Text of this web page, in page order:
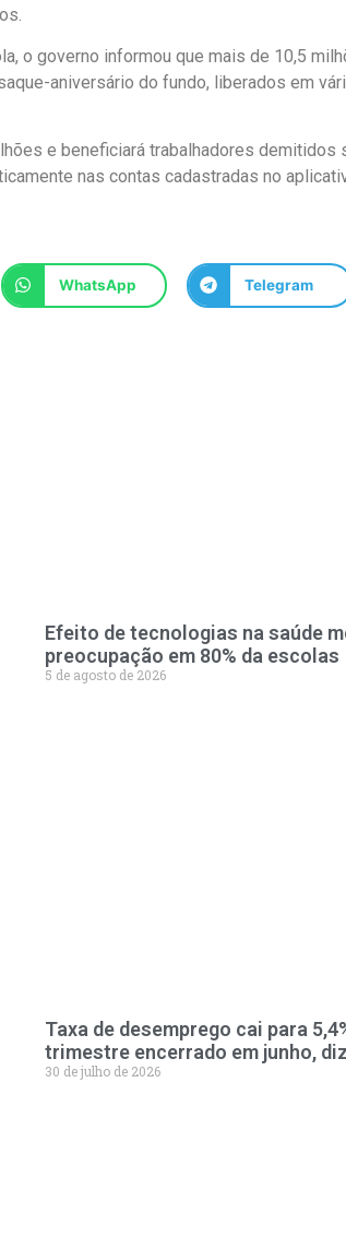
o governo informou que mais de 10,5
aniversário do fundo, liberados em
e beneficiará trabalhadores demitidos
nas contas cadastradas no
WhatsApp Telegram
Efeito de tecnologias na saúde
preocupação em 80% da escolas
5 de agosto de 2026
Taxa de desemprego cai para
trimestre encerrado em junho, diz
30 de julho de 2026